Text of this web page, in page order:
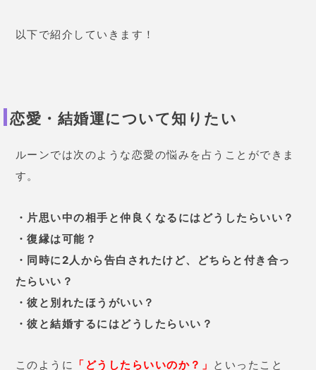
以下で紹介していきます！
恋愛・結婚運について知りたい
ルーンでは次のような恋愛の悩みを占うことができま
す。
・片思い中の相手と仲良くなるにはどうしたらいい？
・復縁は可能？
・同時に2人から告白されたけど、どちらと付き合っ
たらいい？
・彼と別れたほうがいい？
・彼と結婚するにはどうしたらいい？
このように 「どうしたらいいのか？」 といったこと